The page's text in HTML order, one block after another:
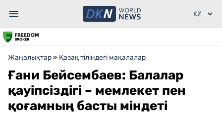
Жаңалықтар» Қазақ тіліндегі мақалалар
Ғани Бейсембаев: Балалар
қауіпсіздігі – мемлекет пен
қоғамның басты міндеті